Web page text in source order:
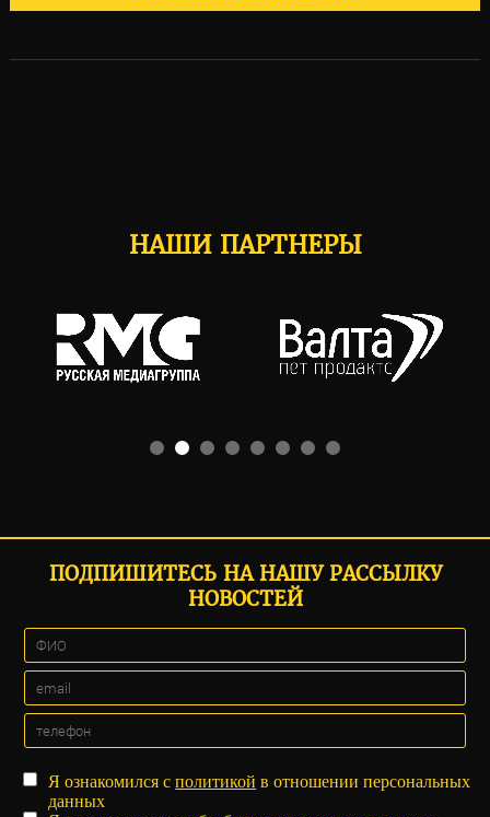
НАШИ ПАРТНЕРЫ
ПОДПИШИТЕСЬ НА НАШУ РАССЫЛКУ
НОВОСТЕЙ
Я ознакомился сполитикой в отношении персональных
данных